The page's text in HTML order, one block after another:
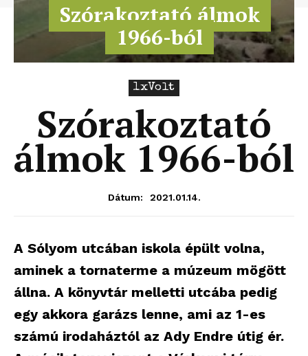
Szórakoztató álmok
1966-ból
1xVolt
Szórakoztató
álmok 1966-ból
Dátum: 2021.01.14.
A Sólyom utcában iskola épült volna,
aminek a tornaterme a múzeum mögött
állna. A könyvtár melletti utcába pedig
egy akkora garázs lenne, ami az 1-es
számú irodaháztól az Ady Endre útig ér.